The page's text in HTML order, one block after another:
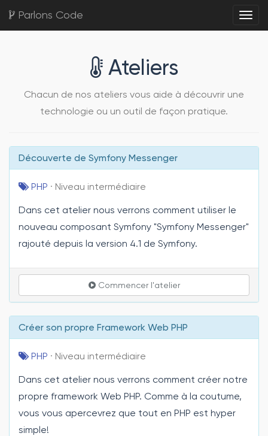
Parlons Code
Ateliers
Chacun de nos ateliers vous aide à découvrir une
technologie ou un outil de façon pratique.
Découverte de Symfony Messenger
PHP · Niveau intermédiaire
Dans cet atelier nous verrons comment utiliser le
nouveau composant Symfony "Symfony Messenger"
rajouté depuis la version 4.1 de Symfony.
Commencer l'atelier
Créer son propre Framework Web PHP
PHP · Niveau intermédiaire
Dans cet atelier nous verrons comment créer notre
propre framework Web PHP. Comme à la coutume,
vous vous apercevrez que tout en PHP est hyper
simple!